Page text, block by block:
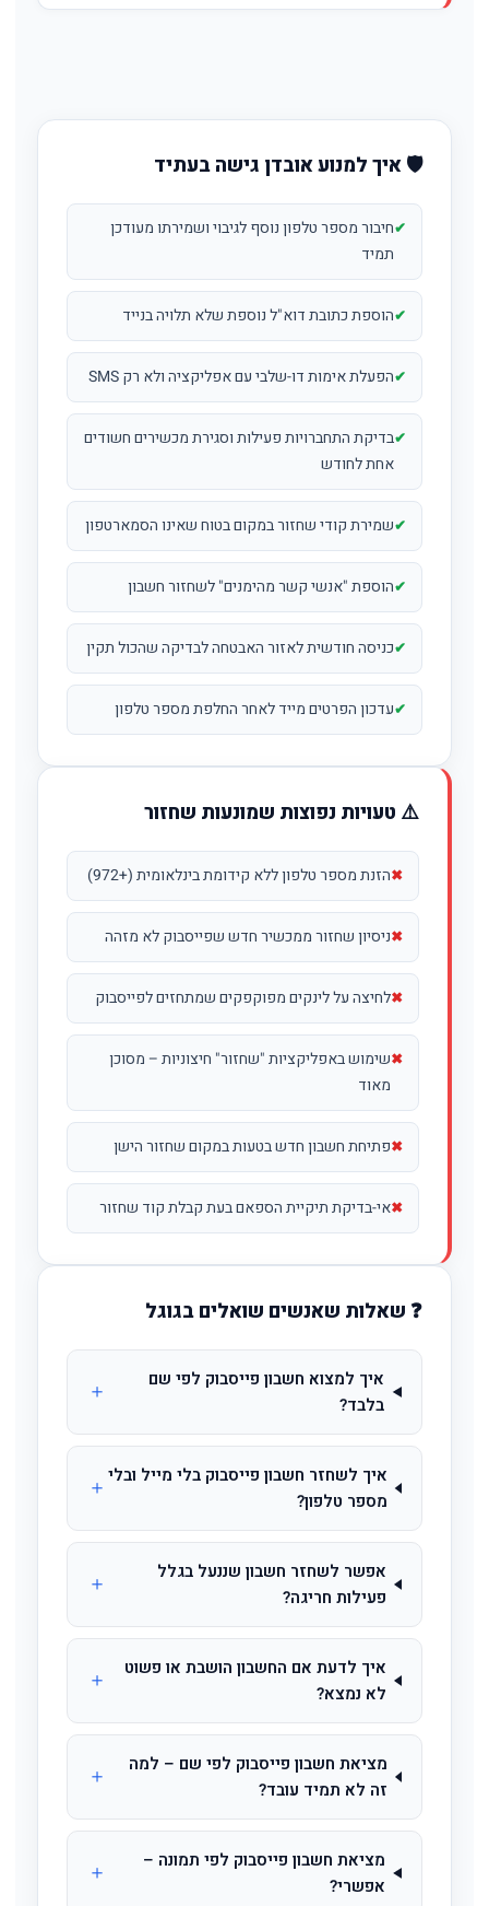
🛡️ איך למנוע אובדן גישה בעתיד
חיבור מספר טלפון נוסף לגיבוי ושמירתו מעודכן
תמיד
הוספת כתובת דוא"ל נוספת שלא תלויה בנייד
הפעלת אימות דו-שלבי עם אפליקציה ולא רק SMS
בדיקת התחברויות פעילות וסגירת מכשירים חשודים
אחת לחודש
שמירת קודי שחזור במקום בטוח שאינו הסמארטפון
הוספת "אנשי קשר מהימנים" לשחזור חשבון
כניסה חודשית לאזור האבטחה לבדיקה שהכול תקין
עדכון הפרטים מייד לאחר החלפת מספר טלפון
⚠️ טעויות נפוצות שמונעות שחזור
הזנת מספר טלפון ללא קידומת בינלאומית (+972)
ניסיון שחזור ממכשיר חדש שפייסבוק לא מזהה
לחיצה על לינקים מפוקפקים שמתחזים לפייסבוק
שימוש באפליקציות "שחזור" חיצוניות – מסוכן
מאוד
פתיחת חשבון חדש בטעות במקום שחזור הישן
אי-בדיקת תיקיית הספאם בעת קבלת קוד שחזור
❓ שאלות שאנשים שואלים בגוגל
איך למצוא חשבון פייסבוק לפי שם
בלבד?
איך לשחזר חשבון פייסבוק בלי מייל ובלי
מספר טלפון?
אפשר לשחזר חשבון שננעל בגלל
פעילות חריגה?
איך לדעת אם החשבון הושבת או פשוט
לא נמצא?
מציאת חשבון פייסבוק לפי שם – למה
זה לא תמיד עובד?
מציאת חשבון פייסבוק לפי תמונה –
אפשרי?